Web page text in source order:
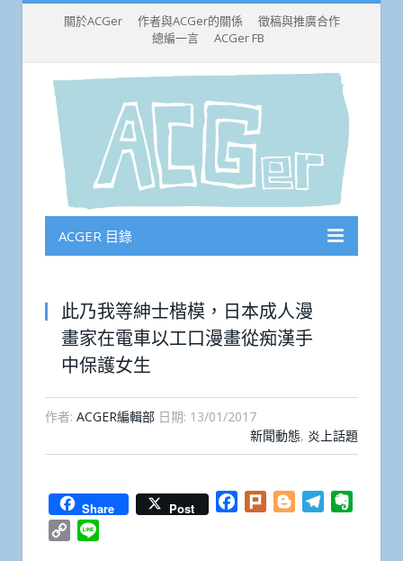
關於ACGer 作者與ACGer的關係
徵稿與推廣合作
總編一言
ACGer FB
ACGER 目錄
此乃我等紳士楷模，日本成人漫
畫家在電車以工口漫畫從痴漢手
中保護女生
作者: ACGER編輯部 日期: 13/01/2017
新聞動態, 炎上話題
Share Post Facebook
Plurk BloggerTelegram
Copy